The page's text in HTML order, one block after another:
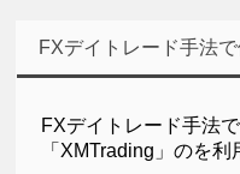
FXデイトレード手法で
FXデイトレード手法
「XMTrading」のを利